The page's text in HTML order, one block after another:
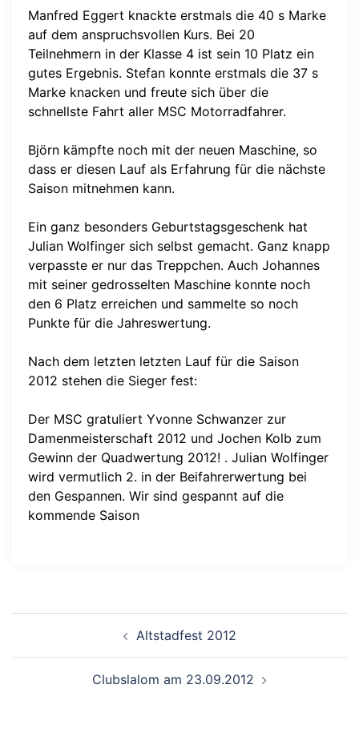
Manfred Eggert knackte erstmals die 40 s Marke
auf dem anspruchsvollen Kurs. Bei 20
Teilnehmern in der Klasse 4 ist sein 10 Platz ein
gutes Ergebnis. Stefan konnte erstmals die 37 s
Marke knacken und freute sich über die
schnellste Fahrt aller MSC Motorradfahrer.
Björn kämpfte noch mit der neuen Maschine, so
dass er diesen Lauf als Erfahrung für die nächste
Saison mitnehmen kann.
Ein ganz besonders Geburtstagsgeschenk hat
Julian Wolfinger sich selbst gemacht. Ganz knapp
verpasste er nur das Treppchen. Auch Johannes
mit seiner gedrosselten Maschine konnte noch
den 6 Platz erreichen und sammelte so noch
Punkte für die Jahreswertung.
Nach dem letzten letzten Lauf für die Saison
2012 stehen die Sieger fest:
Der MSC gratuliert Yvonne Schwanzer zur
Damenmeisterschaft 2012 und Jochen Kolb zum
Gewinn der Quadwertung 2012! . Julian Wolfinger
wird vermutlich 2. in der Beifahrerwertung bei
den Gespannen. Wir sind gespannt auf die
kommende Saison
Altstadfest 2012
Clubslalom am 23.09.2012